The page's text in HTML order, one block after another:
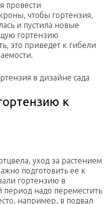
провести
чтобы гортензия,
и пустила новые
гортензию
это приведет к гибели
в дизайне сада
к
уход за растением
подготовить ее к
гортензию в
надо переместить
например, в подвал